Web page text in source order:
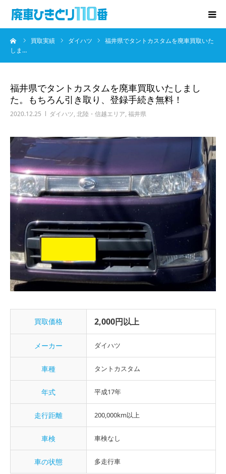
買取実績 ダイハツ
福井県でタントカスタムを廃車買取いた
しま…
福井県でタントカスタムを廃車買取いたしまし
た。もちろん引き取り、登録手続き無料！
2020.12.25 ダイハツ, 北陸・信越エリア, 福井県
買取価格 2,000円以上
メーカー ダイハツ
車種 タントカスタム
年式 平成17年
走行距離 200,000km以上
車検 車検なし
車の状態 多走行車
廃車･事故車の買取
無料査定
お知らせ
会社概要
お問い合わせ